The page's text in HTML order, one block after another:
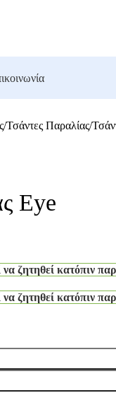
Τσάντες Παραλίας
Eye
ζητηθεί κατόπιν
ζητηθεί κατόπιν